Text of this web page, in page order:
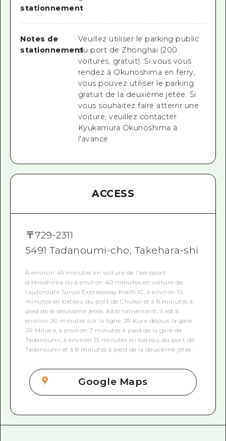
stationnement
Notes de
stationnement
Veuillez utiliser le parking public
du port de Zhonghai (200
voitures, gratuit). Si vous vous
rendez à Okunoshima en ferry,
vous pouvez utiliser le parking
gratuit de la deuxième jetée. Si
vous souhaitez faire atterrir une
voiture, veuillez contacter
Kyukamura Okunoshima à
l'avance.
ACCESS
〒729-2311
5491 Tadanoumi-cho, Takehara-shi
À environ 45 minutes en voiture de l'aéroport
d'Hiroshima ou à environ 40 minutes en voiture de
l'autoroute Sanyo Expressway Kochi IC, à environ 15
minutes en bateau du port de Chukai et à 8 minutes à
pied de la deuxième jetée. Alternativement, il est à
environ 20 minutes sur la ligne JR Kure depuis la gare
JR Mihara, à environ 7 minutes à pied de la gare de
Tadanoumi, à environ 15 minutes en bateau du port de
Tadanoumi et à 8 minutes à pied de la deuxième jetée.
Google Maps